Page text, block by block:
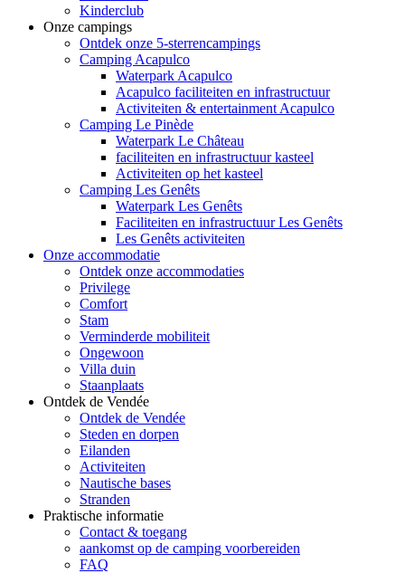
Kinderclub
Onze campings
Ontdek onze 5-sterrencampings
Camping Acapulco
Waterpark Acapulco
Acapulco faciliteiten en infrastructuur
Activiteiten & entertainment Acapulco
Camping Le Pinède
Waterpark Le Château
faciliteiten en infrastructuur kasteel
Activiteiten op het kasteel
Camping Les Genêts
Waterpark Les Genêts
Faciliteiten en infrastructuur Les Genêts
Les Genêts activiteiten
Onze accommodatie
Ontdek onze accommodaties
Privilege
Comfort
Stam
Verminderde mobiliteit
Ongewoon
Villa duin
Staanplaats
Ontdek de Vendée
Ontdek de Vendée
Steden en dorpen
Eilanden
Activiteiten
Nautische bases
Stranden
Praktische informatie
Contact & toegang
aankomst op de camping voorbereiden
FAQ